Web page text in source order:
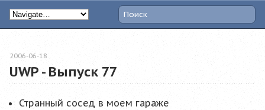
UWP - Выпуск 77
2006-06-18
Странный сосед в моем гараже